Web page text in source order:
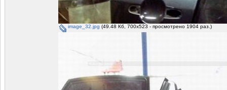
image_32.jpg (49.48 Кб, 700x523 - просмотрено 1904 раз.)